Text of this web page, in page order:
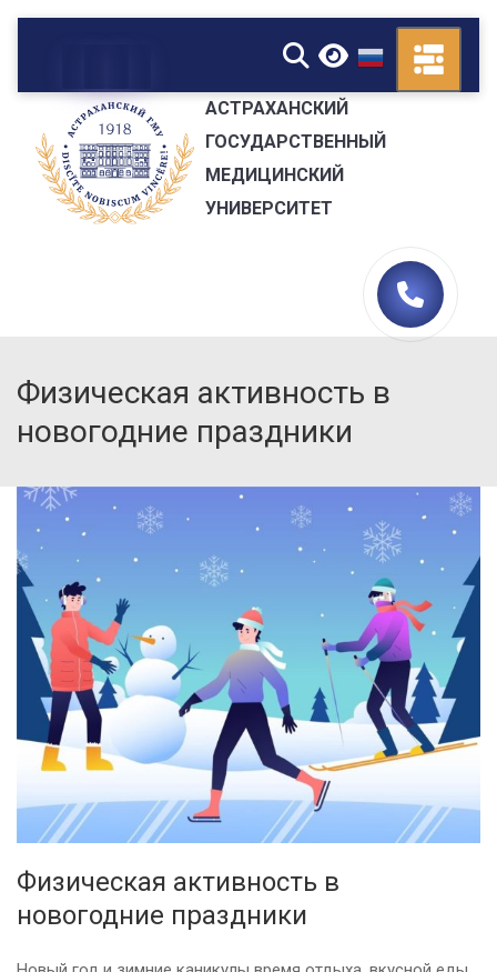
▼
АСТРАХАНСКИЙ
ГОСУДАРСТВЕННЫЙ
МЕДИЦИНСКИЙ
УНИВЕРСИТЕТ
Физическая активность в
новогодние праздники
Физическая активность в
новогодние праздники